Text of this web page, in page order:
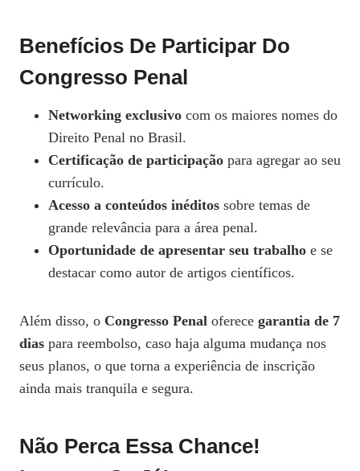
Benefícios De Participar Do
Congresso Penal
Networking exclusivo com os maiores nomes do
Direito Penal no Brasil.
Certificação de participação para agregar ao seu
currículo.
Acesso a conteúdos inéditos sobre temas de
grande relevância para a área penal.
Oportunidade de apresentar seu trabalho e se
destacar como autor de artigos científicos.
Além disso, o Congresso Penal oferece garantia de 7
dias para reembolso, caso haja alguma mudança nos
seus planos, o que torna a experiência de inscrição
ainda mais tranquila e segura.
Não Perca Essa Chance!